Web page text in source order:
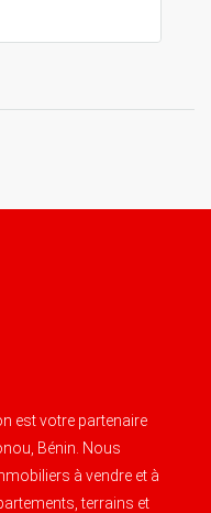
est votre partenaire
Bénin. Nous
à vendre et à
terrains et